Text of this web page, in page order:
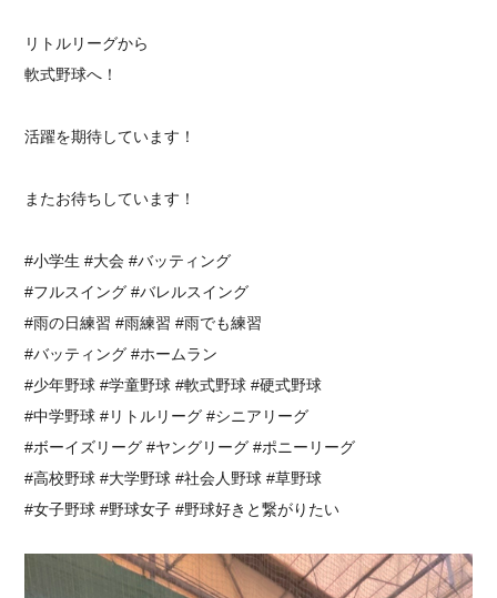
リトルリーグから
軟式野球へ！
活躍を期待しています！
またお待ちしています！
#小学生 #大会 #バッティング
#フルスイング #バレルスイング
#雨の日練習 #雨練習 #雨でも練習
#バッティング #ホームラン
#少年野球 #学童野球 #軟式野球 #硬式野球
#中学野球 #リトルリーグ #シニアリーグ
#ボーイズリーグ #ヤングリーグ #ポニーリーグ
#高校野球 #大学野球 #社会人野球 #草野球
#女子野球 #野球女子 #野球好きと繋がりたい